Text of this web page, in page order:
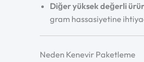
Diğer yüksek değerli
gram hassasiyetine
Neden Kenevir Paketleme